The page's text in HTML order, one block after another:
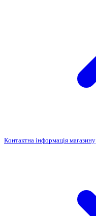
Контактна інформація магазину